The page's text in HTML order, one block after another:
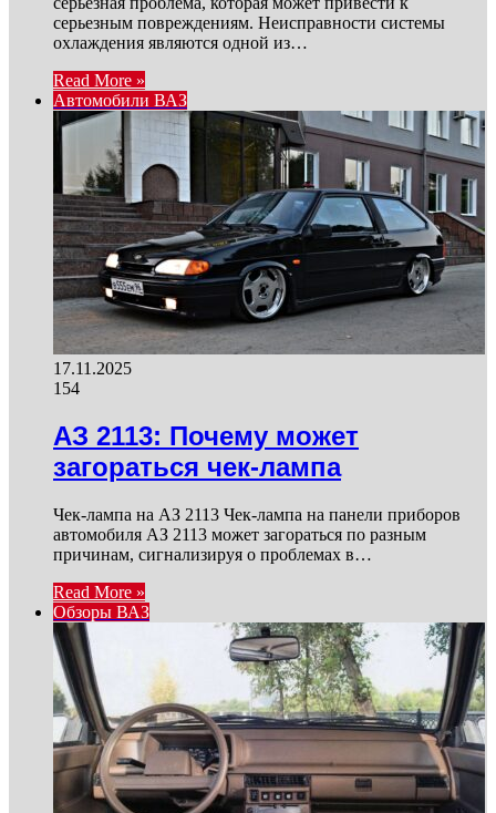
серьезным повреждениям. Неисправности системы
охлаждения являются одной из…
Read More »
Автомобили ВАЗ
17.11.2025
154
АЗ 2113: Почему может
загораться чек-лампа
Чек-лампа на АЗ 2113 Чек-лампа на панели приборов
автомобиля АЗ 2113 может загораться по разным
причинам, сигнализируя о проблемах в…
Read More »
Обзоры ВАЗ